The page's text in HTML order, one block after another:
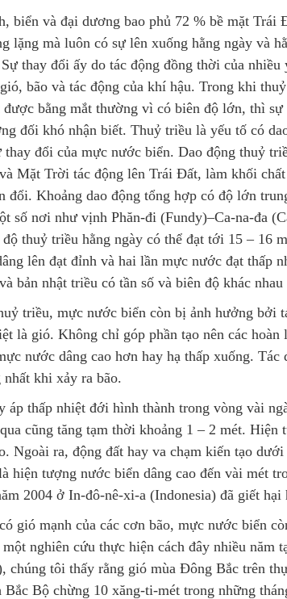
biển và đại dương bao phủ 72 % bề mặt
lặng mà luôn có sự lên xuống hằng ngày và
thay đổi ấy do tác động đồng thời của
bão và tác động của khí hậu. Trong khi
được bằng mắt thường vì có biên độ lớn, thì
đối khó nhận biết. Thuỷ triều là yếu tố có
thay đổi của mực nước biển. Dao động thuỷ
Mặt Trời tác động lên Trái Đất, làm khối
đổi. Khoảng dao động tổng hợp có độ lớn
số nơi như vịnh Phăn-đi (Fundy)–Ca-na-đa
thuỷ triều hằng ngày có thể đạt tới 15 – 16
lên đạt đỉnh và hai lần mực nước đạt thấp
bản nhật triều có tần số và biên độ khác nhau
triều, mực nước biển còn bị ảnh hưởng bởi
là gió. Không chỉ góp phần tạo nên các
nước dâng cao hơn hay hạ thấp xuống.
nhất khi xảy ra bão.
áp thấp nhiệt đới hình thành trong vòng vài
cũng tăng tạm thời khoảng 1 – 2 mét. Hiện
Ngoài ra, động đất hay va chạm kiến tạo
hiện tượng nước biển dâng cao đến vài mét
2004 ở In-đô-nê-xi-a (Indonesia) đã giết
gió mạnh của các cơn bão, mực nước biển
nghiên cứu thực hiện cách đây nhiều năm
chúng tôi thấy rằng gió mùa Đông Bắc trên
Bộ chừng 10 xăng-ti-mét trong những